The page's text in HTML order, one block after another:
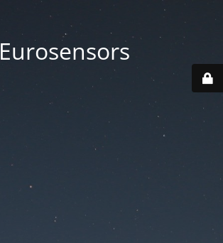
Eurosensors